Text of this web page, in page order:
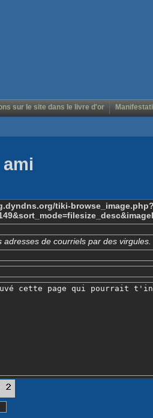
sur le site dans le livre d'or
tiki-browse_image.php?
adresses de courriels par des virgules.